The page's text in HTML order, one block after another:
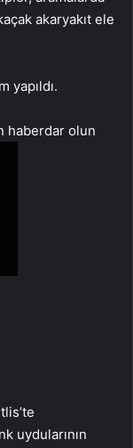
akaryakıt ele
yapıldı.
haberdar olun
uydularının